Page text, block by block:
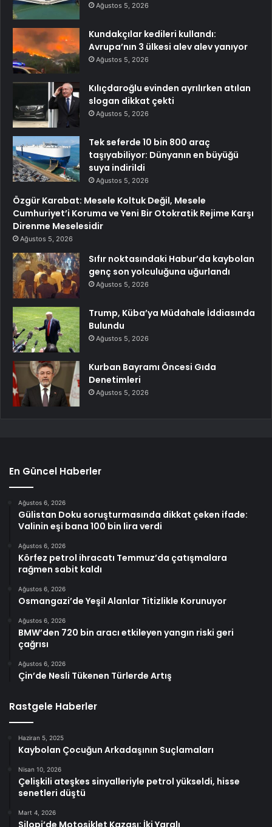
Ağustos 5, 2026
Kundakçılar kedileri kullandı:
Avrupa’nın 3 ülkesi alev alev yanıyor
Ağustos 5, 2026
Kılıçdaroğlu evinden ayrılırken atılan
slogan dikkat çekti
Ağustos 5, 2026
Tek seferde 10 bin 800 araç
taşıyabiliyor: Dünyanın en büyüğü
suya indirildi
Ağustos 5, 2026
Özgür Karabat: Mesele Koltuk Değil, Mesele
Cumhuriyet’i Koruma ve Yeni Bir Otokratik Rejime Karşı
Direnme Meselesidir
Ağustos 5, 2026
Sıfır noktasındaki Habur’da kaybolan
genç son yolculuğuna uğurlandı
Ağustos 5, 2026
Trump, Küba’ya Müdahale İddiasında
Bulundu
Ağustos 5, 2026
Kurban Bayramı Öncesi Gıda
Denetimleri
Ağustos 5, 2026
En Güncel Haberler
Ağustos 6, 2026
Gülistan Doku soruşturmasında dikkat çeken ifade:
Valinin eşi bana 100 bin lira verdi
Ağustos 6, 2026
Körfez petrol ihracatı Temmuz’da çatışmalara
rağmen sabit kaldı
Ağustos 6, 2026
Osmangazi’de Yeşil Alanlar Titizlikle Korunuyor
Ağustos 6, 2026
BMW’den 720 bin aracı etkileyen yangın riski geri
çağrısı
Ağustos 6, 2026
Çin’de Nesli Tükenen Türlerde Artış
Rastgele Haberler
Haziran 5, 2025
Kaybolan Çocuğun Arkadaşının Suçlamaları
Nisan 10, 2026
Çelişkili ateşkes sinyalleriyle petrol yükseldi, hisse
senetleri düştü
Mart 4, 2026